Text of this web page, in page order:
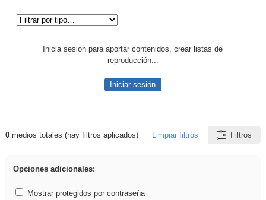
Inicia sesión para aportar contenidos, crear listas de
reproducción...
Iniciar sesión
Resultados de: Binnorie
0medios totales (hay filtros aplicados) Limpiar filtros Filtros
Opciones adicionales:
Mostrar protegidos por contraseña